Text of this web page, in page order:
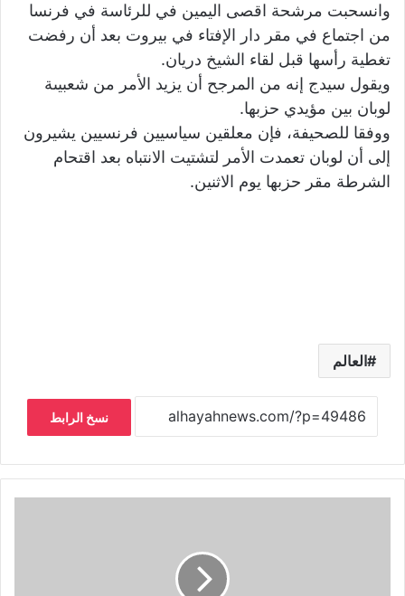
وانسحبت مرشحة اقصى اليمين في للرئاسة في فرنسا
من اجتماع في مقر دار الإفتاء في بيروت بعد أن رفضت
تغطية رأسها قبل لقاء الشيخ دريان.
ويقول سيدج إنه من المرجح أن يزيد الأمر من شعبيىة
لوبان بين مؤيدي حزبها.
ووفقا للصحيفة، فإن معلقين سياسيين فرنسيين يشيرون
إلى أن لوبان تعمدت الأمر لتشتيت الانتباه بعد اقتحام
الشرطة مقر حزبها يوم الاثنين.
العالم
نسخ الرابط